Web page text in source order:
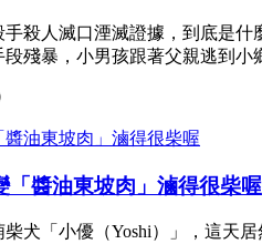
殺人滅口湮滅證據，到底是
殘暴，小男孩跟著父親逃到小
「醬油東坡肉」滷得很柴喔
犬「小優（Yoshi）」，這天